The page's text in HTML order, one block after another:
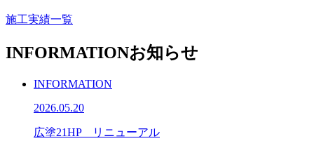
施工実績一覧
INFORMATIONお知らせ
INFORMATION
2026.05.20
広塗21HP リニューアル